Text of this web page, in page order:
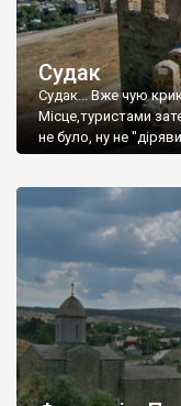
Судак
Судак... Вже чую
Місце,туристами
не було, ну не